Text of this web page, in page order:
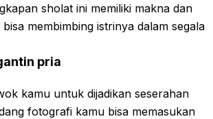
sholat ini memiliki makna dan
membimbing istrinya dalam segala
pria
kamu untuk dijadikan seserahan
fotografi kamu bisa memasukan